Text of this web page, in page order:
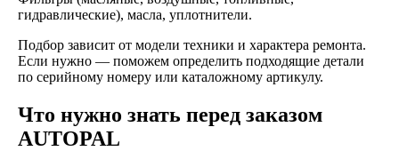
гидравлические), масла, уплотнители.
Подбор зависит от модели техники и характера ремонта.
Если нужно — поможем определить подходящие детали
по серийному номеру или каталожному артикулу.
Что нужно знать перед заказом
AUTOPAL